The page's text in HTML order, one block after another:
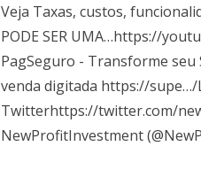
Veja Taxas, custos,
PODE SER UMA…https://
PagSeguro - Transforme seu
venda digitada https://
Twitterhttps://twitter.com/
NewProfitInvestment